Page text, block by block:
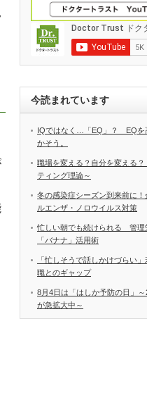
今読まれています
IQではなく…「EQ」？ EQを
かそう。
職場を変える？自分を変える
ティング理論～
冬の感染症シーズン到来前に
ルエンザ・ノロウイルス対策
忙しい朝でも続けられる 管理
「バナナ」活用術
「忙しそうで話しかけづらい
職とのギャップ
8月4日は「はしか予防の日」
が急拡大中～